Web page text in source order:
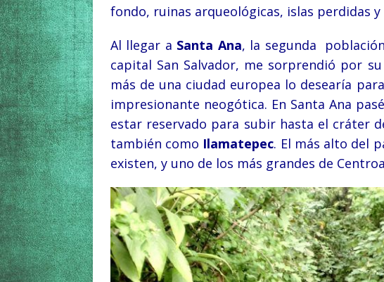
fondo, ruinas arqueológicas, islas perdidas
Al llegar a Santa Ana, la segunda
capital San Salvador, me sorprendió por
más de una ciudad europea lo desearía
impresionante neogótica. En Santa Ana
estar reservado para subir hasta el cráter
también como Ilamatepec. El más alto del
existen, y uno de los más grandes de